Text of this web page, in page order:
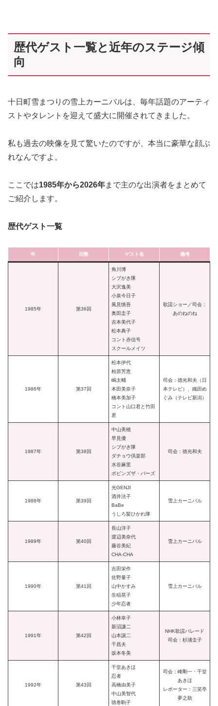
歴代ゲスト一覧と近年のステージ傾
向
十日町雪まつりの雪上カーニバルは、毎年話題のアーティ
ストやタレントを迎えて盛大に開催されてきました。
私も過去の映像を見て驚いたのですが、本当に豪華な顔ぶ
れなんですよ。
ここでは1985年から2026年まで主のな出演者をまとめて
ご紹介します。
歴代ゲスト一覧
年 回数 ゲスト名 備考
1985年 第36回
角川博
シブがき隊
大沢逸美
小泉今日子
風見慎吾
奥田圭子
吉本美代子
松本典子
コント赤信号
スクールメイツ
歌謡ショー／司会：
あのねのね
1986年 第37回
松本伊代
柏原芳恵
嶋太輔
本田美奈子
橋本美加子
コント山口君と竹田
君
司会：徳光和夫（日
本テレビ）、織田め
ぐみ（テレビ新潟）
1987年 第38回
中山美穂
早見優
シブがき隊
ダチョウ倶楽部
水谷麻里
ポピンズザ・バーズ
司会：徳光和夫
1988年 第39回
光GENJI
酒井法子
BaBe
うしろ髪ひかれ隊
雪上カーニバル
1989年 第40回
長山洋子
渡辺美奈代
藤谷美紀
CHA-CHA
雪上カーニバル
1990年 第41回
吉田栄作
佐野量子
山中かすみ
生稲晃子
少年忍者
雪上カーニバル
1991年 第42回
小林幸子
新沼謙二
山本譲二
千昌夫
坂本冬美
NHK歌謡パレード
司会：杉浦圭子
1992年 第43回
千堂あきほ
忍者
高橋由美子
中山美智代
徳巻駒子
司会：峰剛一・千堂
あきほ
レポーター：三笑亭
夢之助